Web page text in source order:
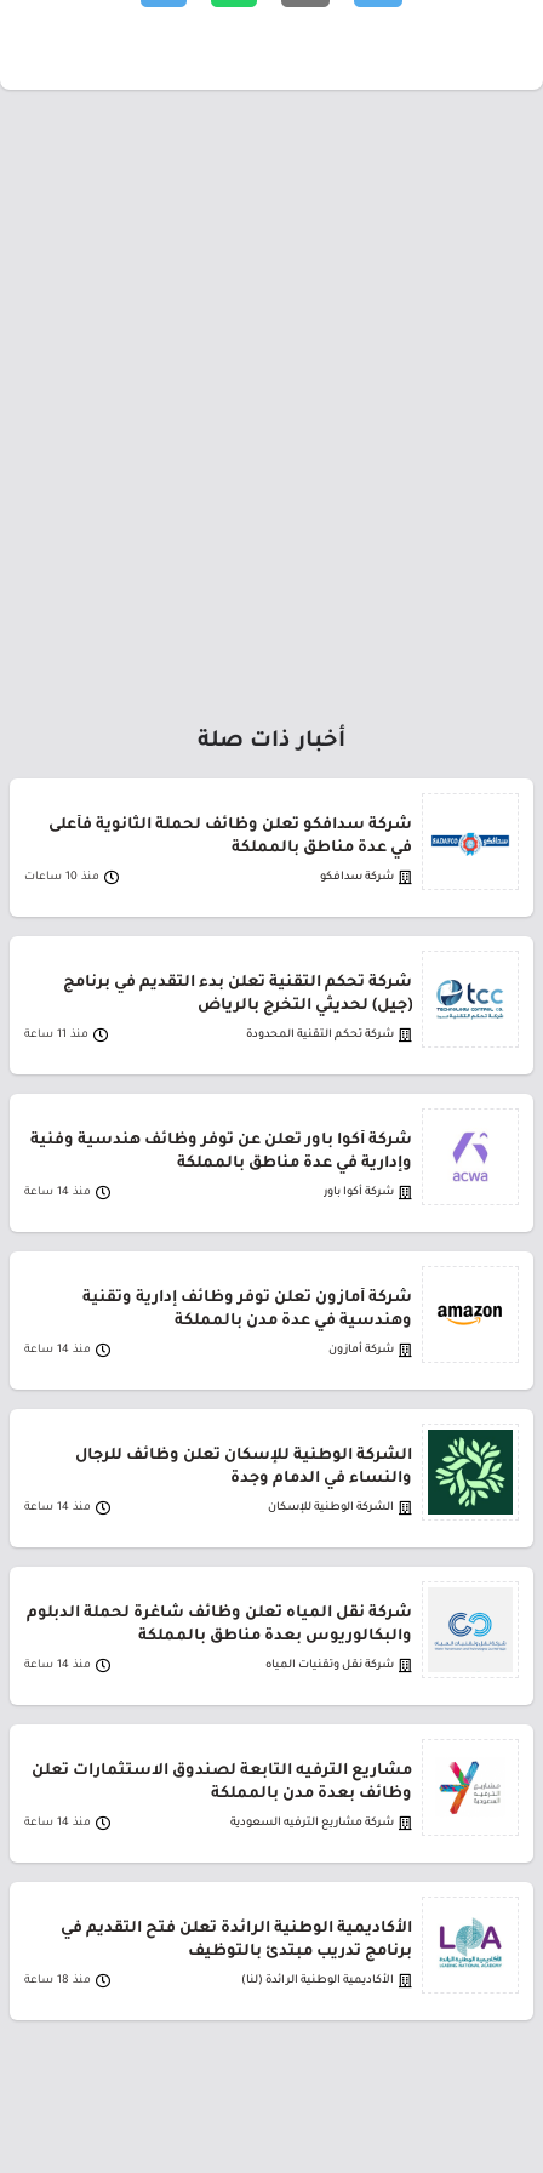
أخبار ذات صلة
شركة سدافكو تعلن وظائف لحملة الثانوية فأعلى
في عدة مناطق بالمملكة
شركة سدافكو منذ 10 ساعات
شركة تحكم التقنية تعلن بدء التقديم في برنامج
(جيل) لحديثي التخرج بالرياض
شركة تحكم التقنية المحدودة منذ 11 ساعة
شركة أكوا باور تعلن عن توفر وظائف هندسية وفنية
وإدارية في عدة مناطق بالمملكة
شركة أكوا باور منذ 14 ساعة
شركة أمازون تعلن توفر وظائف إدارية وتقنية
وهندسية في عدة مدن بالمملكة
شركة أمازون منذ 14 ساعة
الشركة الوطنية للإسكان تعلن وظائف للرجال
والنساء في الدمام وجدة
الشركة الوطنية للإسكان منذ 14 ساعة
شركة نقل المياه تعلن وظائف شاغرة لحملة الدبلوم
والبكالوريوس بعدة مناطق بالمملكة
شركة نقل وتقنيات المياه منذ 14 ساعة
مشاريع الترفيه التابعة لصندوق الاستثمارات تعلن
وظائف بعدة مدن بالمملكة
شركة مشاريع الترفيه السعودية منذ 14 ساعة
الأكاديمية الوطنية الرائدة تعلن فتح التقديم في
برنامج تدريب مبتدئ بالتوظيف
الأكاديمية الوطنية الرائدة (لنا) منذ 18 ساعة